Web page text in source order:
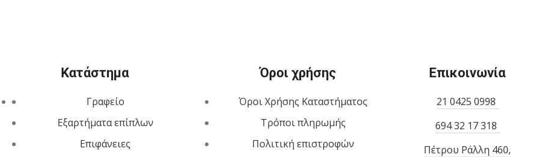
Κατάστημα
Γραφείο
Εξαρτήματα επίπλων
Επιφάνειες
Όροι χρήσης
Όροι Χρήσης Καταστήματος
Τρόποι πληρωμής
Πολιτική επιστροφών
Επικοινωνία
21 0425 0998
694 32 17 318
Πέτρου Ράλλη 460,